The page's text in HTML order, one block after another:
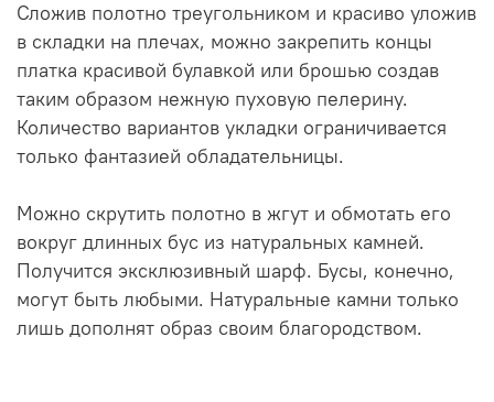
Сложив полотно треугольником и красиво уложив
в складки на плечах, можно закрепить концы
платка красивой булавкой или брошью создав
таким образом нежную пуховую пелерину.
Количество вариантов укладки ограничивается
только фантазией обладательницы.
Можно скрутить полотно в жгут и обмотать его
вокруг длинных бус из натуральных камней.
Получится эксклюзивный шарф. Бусы, конечно,
могут быть любыми. Натуральные камни только
лишь дополнят образ своим благородством.